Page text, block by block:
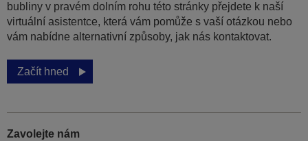
bubliny v pravém dolním rohu této stránky přejdete k naší
virtuální asistentce, která vám pomůže s vaší otázkou nebo
vám nabídne alternativní způsoby, jak nás kontaktovat.
Začít hned
Zavolejte nám